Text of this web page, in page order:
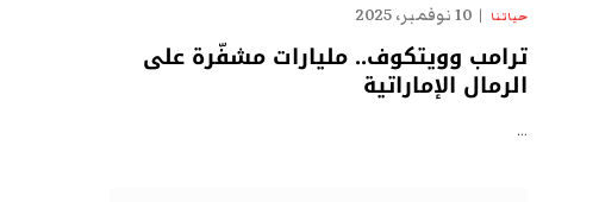
حياتنا 10 نوفمبر، 2025
ترامب وويتكوف.. مليارات مشفّرة على
الرمال الإماراتية
…